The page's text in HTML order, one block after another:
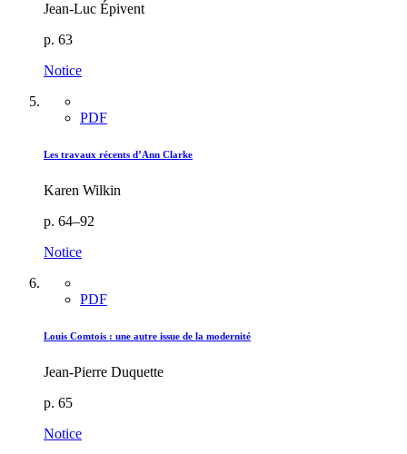
Jean-Luc Épivent
p. 63
Notice
PDF
Les travaux récents d’Ann Clarke
Karen Wilkin
p. 64–92
Notice
PDF
Louis Comtois : une autre issue de la modernité
Jean-Pierre Duquette
p. 65
Notice